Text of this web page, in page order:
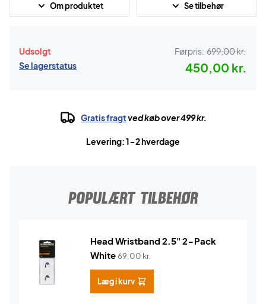
Om produktet Se tilbehør
Udsolgt
Se lagerstatus
Førpris: 699,00 kr.
450,00 kr.
Gratis fragtved køb over 499 kr.
Levering: 1-2 hverdage
POPULÆRT TILBEHØR
Head Wristband 2.5" 2-Pack
White69,00 kr.
Læg i kurv